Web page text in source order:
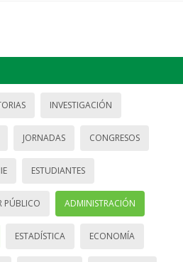
INVESTIGACIÓN
JORNADAS CONGRESOS
IIE ESTUDIANTES
PÚBLICO ADMINISTRACIÓN
ESTADÍSTICA ECONOMÍA